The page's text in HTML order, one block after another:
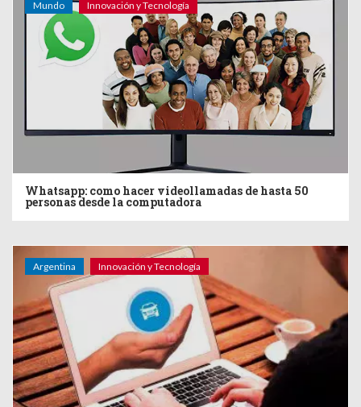
Mundo Innovación y Tecnología
Whatsapp: como hacer videollamadas de hasta 50
personas desde la computadora
Argentina Innovación y Tecnología